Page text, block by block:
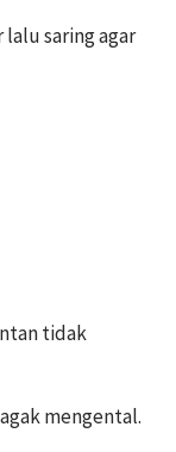
lalu saring agar
tidak
mengental.